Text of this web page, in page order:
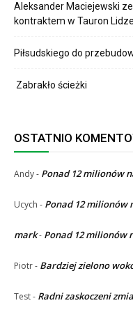
Aleksander Maciejewski
kontraktem w Tauron Lidze
Piłsudskiego do
Zabrakło ścieżki
OSTATNIO
Andy- Ponad 12 milionów
Ucych - Ponad 12 milionów
mark- Ponad 12 milionów
Piotr- Bardziej zielono
Test- Radni zaskoczeni